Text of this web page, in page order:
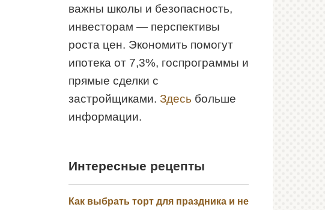
важны школы и безопасность,
инвесторам — перспективы
роста цен. Экономить помогут
ипотека от 7,3%, госпрограммы и
прямые сделки с
застройщиками. Здесь больше
информации.
Интересные рецепты
Как выбрать торт для праздника и не